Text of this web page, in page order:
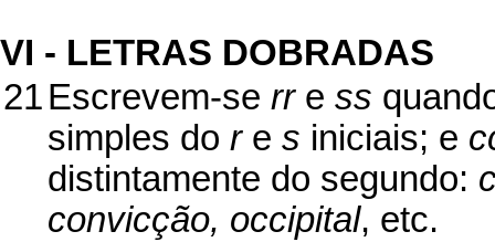
VI - LETRAS DOBRADAS
21Escrevem-se rre ss
simples do re s iniciais; e
distintamente do segundo:
convicção, occipital, etc.